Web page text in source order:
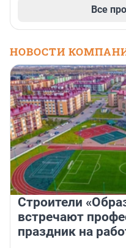
Все
НОВОСТИ
Строители
встречают
праздник на